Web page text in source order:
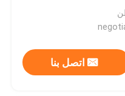
اتصل بنا